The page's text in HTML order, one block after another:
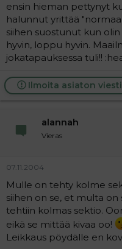
ensin hieman pettynyt
halunnut yrittää
siihen suostunut kun
hyvin, loppu hyvin.
jokatapauksessa tuli!!
Ilmoita asiaton viesti
alannah
Vieras
07.11.2004
Mulle on tehty kolme
siihen on se, et multa on
tehtiin kolmas sektio.
eikä se mittää kivaa oo!
Leikkaus pöydälle en